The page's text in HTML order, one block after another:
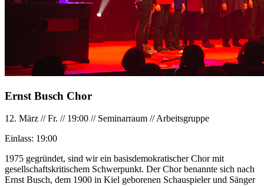
Ernst Busch Chor
12. März //Fr. // 19:00 // Seminarraum //Arbeitsgruppe
Einlass: 19:00
1975 gegründet, sind wir ein basisdemokratischer Chor mit
gesellschaftskritischem Schwerpunkt. Der Chor benannte sich nach
Ernst Busch, dem 1900 in Kiel geborenen Schauspieler und Sänger